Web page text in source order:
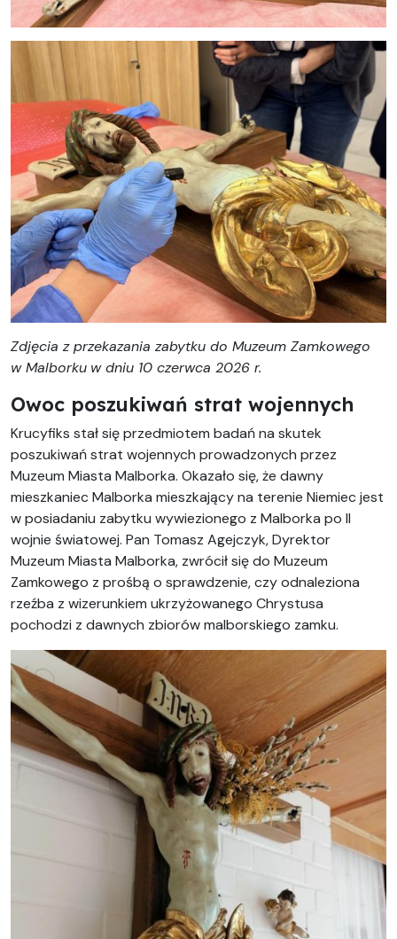
Zdjęcia z przekazania zabytku do Muzeum Zamkowego
w Malborku w dniu 10 czerwca 2026 r.
Owoc poszukiwań strat wojennych
Krucyfiks stał się przedmiotem badań na skutek
poszukiwań strat wojennych prowadzonych przez
Muzeum Miasta Malborka. Okazało się, że dawny
mieszkaniec Malborka mieszkający na terenie Niemiec jest
w posiadaniu zabytku wywiezionego z Malborka po II
wojnie światowej. Pan Tomasz Agejczyk, Dyrektor
Muzeum Miasta Malborka, zwrócił się do Muzeum
Zamkowego z prośbą o sprawdzenie, czy odnaleziona
rzeźba z wizerunkiem ukrzyżowanego Chrystusa
pochodzi z dawnych zbiorów malborskiego zamku.